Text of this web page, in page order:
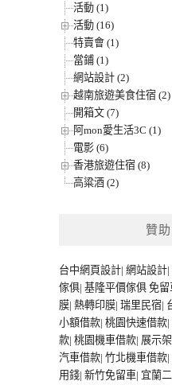
活動 (1)
活動 (16)
特賣會 (1)
當鋪 (1)
網站設計 (2)
越南旅遊美食住宿 (2)
開箱文 (7)
阿mon愛生活3C (1)
電影 (6)
香港旅遊住宿 (8)
高粱酒 (2)
贊
台中網頁設計| 網站設計|
傢俱| 基隆平價傢俱 免留
膜| 熱轉印膜| 瑞里民宿|
小額借款| 桃園快速借款|
款| 桃園機車借款| 展示架
汽車借款| 竹北機車借款|
用錢| 新竹免留車 | 宜蘭